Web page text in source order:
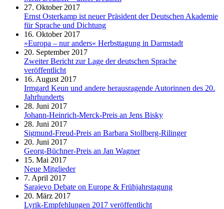
27. Oktober 2017
Ernst Osterkamp ist neuer Präsident der Deutschen Akademie
für Sprache und Dichtung
16. Oktober 2017
»Europa – nur anders« Herbsttagung in Darmstadt
20. September 2017
Zweiter Bericht zur Lage der deutschen Sprache
veröffentlicht
16. August 2017
Irmgard Keun und andere herausragende Autorinnen des 20.
Jahrhunderts
28. Juni 2017
Johann-Heinrich-Merck-Preis an Jens Bisky
28. Juni 2017
Sigmund-Freud-Preis an Barbara Stollberg-Rilinger
20. Juni 2017
Georg-Büchner-Preis an Jan Wagner
15. Mai 2017
Neue Mitglieder
7. April 2017
Sarajevo Debate on Europe & Frühjahrstagung
20. März 2017
Lyrik-Empfehlungen 2017 veröffentlicht